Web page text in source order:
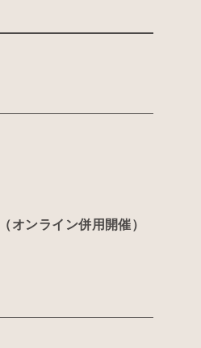
ンライン併用開催）